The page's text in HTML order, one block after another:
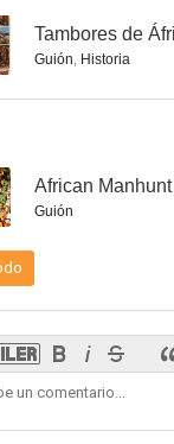
Tambores de
Guión, Historia
African Manhunt
Guión